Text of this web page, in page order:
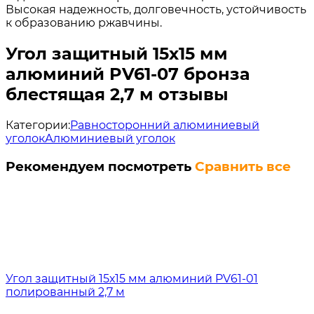
Высокая надежность, долговечность, устойчивость
к образованию ржавчины.
Угол защитный 15х15 мм
алюминий PV61-07 бронза
блестящая 2,7 м отзывы
Категории:Равносторонний алюминиевый
уголокАлюминиевый уголок
Рекомендуем посмотреть Сравнить все
Угол защитный 15х15 мм алюминий PV61-01
полированный 2,7 м